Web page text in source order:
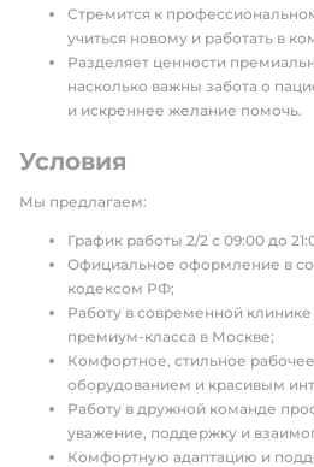
Стремится к
учиться новому и работать в
Разделяет ценности
насколько важны забота о
и искреннее желание помочь.
Условия
Мы предлагаем:
График работы 2/2 с 09:00 до
Официальное оформление в
кодексом РФ;
Работу в современной
премиум-класса в Москве;
Комфортное, стильное
оборудованием и красивым
Работу в дружной команде
уважение, поддержку и
Комфортную адаптацию и